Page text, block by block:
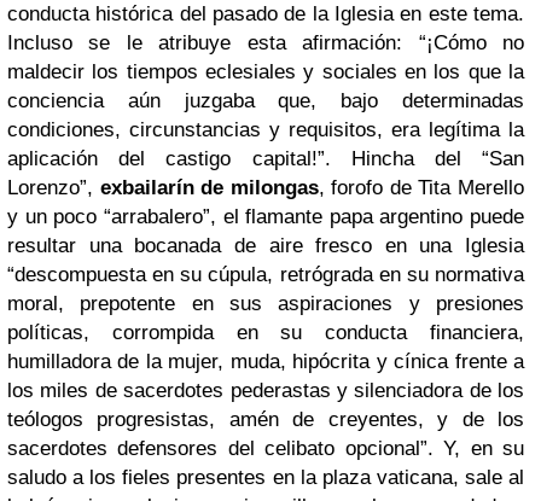
conducta histórica del pasado de la Iglesia en este tema.
Incluso se le atribuye esta afirmación: “¡Cómo no
maldecir los tiempos eclesiales y sociales en los que la
conciencia aún juzgaba que, bajo determinadas
condiciones, circunstancias y requisitos, era legítima la
aplicación del castigo capital!”. Hincha del “San
Lorenzo”, exbailarín de milongas, forofo de Tita Merello
y un poco “arrabalero”, el flamante papa argentino puede
resultar una bocanada de aire fresco en una Iglesia
“descompuesta en su cúpula, retrógrada en su normativa
moral, prepotente en sus aspiraciones y presiones
políticas, corrompida en su conducta financiera,
humilladora de la mujer, muda, hipócrita y cínica frente a
los miles de sacerdotes pederastas y silenciadora de los
teólogos progresistas, amén de creyentes, y de los
sacerdotes defensores del celibato opcional”. Y, en su
saludo a los fieles presentes en la plaza vaticana, sale al